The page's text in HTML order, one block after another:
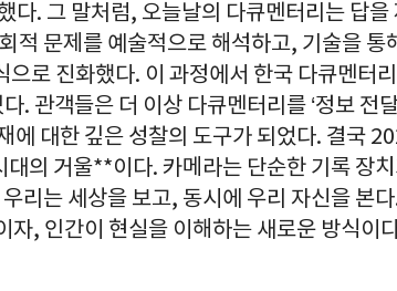
다. 그 말처럼, 오늘날의 다큐멘터리는 답
적 문제를 예술적으로 해석하고, 기술을 통
로 진화했다. 이 과정에서 한국 다큐멘터
. 관객들은 더 이상 다큐멘터리를 ‘정보 전
에 대한 깊은 성찰의 도구가 되었다. 결국
의 거울**이다. 카메라는 단순한 기록 장
리는 세상을 보고, 동시에 우리 자신을 본
, 인간이 현실을 이해하는 새로운 방식이